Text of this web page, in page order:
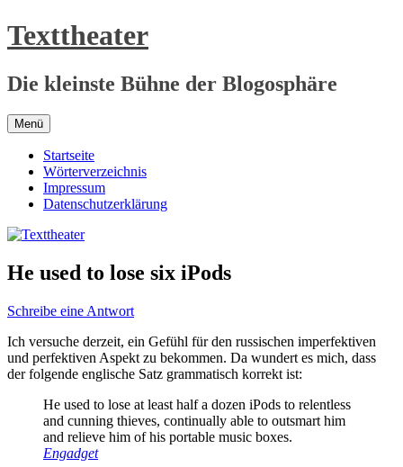
Zum
Inhalt
Texttheater
Die kleinste Bühne der Blogosphäre
Menü
Startseite
Wörterverzeichnis
Impressum
Datenschutzerklärung
He used to lose six iPods
Schreibe eine Antwort
Ich versuche derzeit, ein Gefühl für den russischen imperfektiven
und perfektiven Aspekt zu bekommen. Da wundert es mich, dass
der folgende englische Satz grammatisch korrekt ist:
He used to lose at least half a dozen iPods to relentless
and cunning thieves, continually able to outsmart him
and relieve him of his portable music boxes.
Engadget